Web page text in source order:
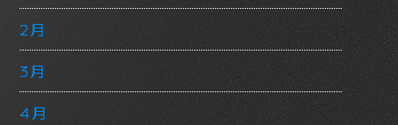
2月
3月
4月